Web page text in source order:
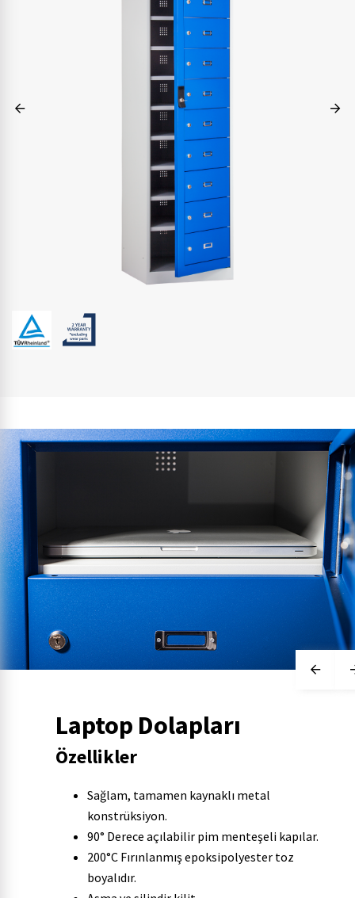
Laptop Dolapları
Özellikler
Sağlam, tamamen kaynaklı metal
konstrüksiyon.
90° Derece açılabilir pim menteşeli kapılar.
200°C Fırınlanmış epoksipolyester toz
boyalıdır.